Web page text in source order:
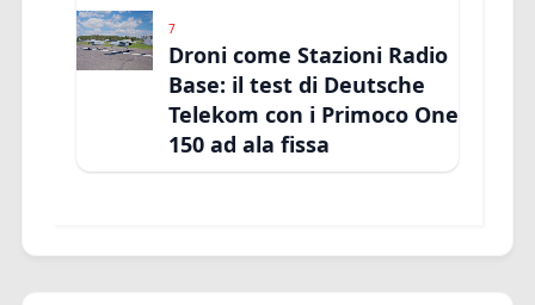
7
Droni come Stazioni Radio
Base: il test di Deutsche
Telekom con i Primoco One
150 ad ala fissa